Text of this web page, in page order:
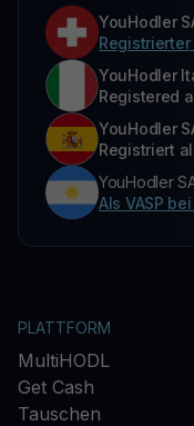
YouHodler
YouHodler
Registered
YouHodler
Registriert
YouHodler
Als VASP
PLATTFORM
MultiHODL
Get Cash
Tauschen